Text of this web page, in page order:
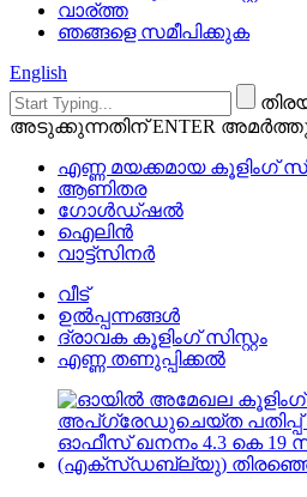
വാര്ത്ത
ഞങ്ങളെ സമീപിക്കുക
English
അടുക്കുന്നതിന് ENTER
എണ്ണ മയക്കമായ കൂളിംഗ്
ആണിതര
ഗോൾഡ്ഷൽ
ഐലിൻ
വാട്ട്സിനർ
വീട്
ഉൽപ്പന്നങ്ങൾ
ദ്രാവക കൂളിംഗ് സിസ്റ്റം
എണ്ണ തണുപ്പിക്കൽ